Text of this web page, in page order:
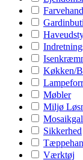
Køkken/
Møbler
Miljø
Sikkerhed
Værktøj